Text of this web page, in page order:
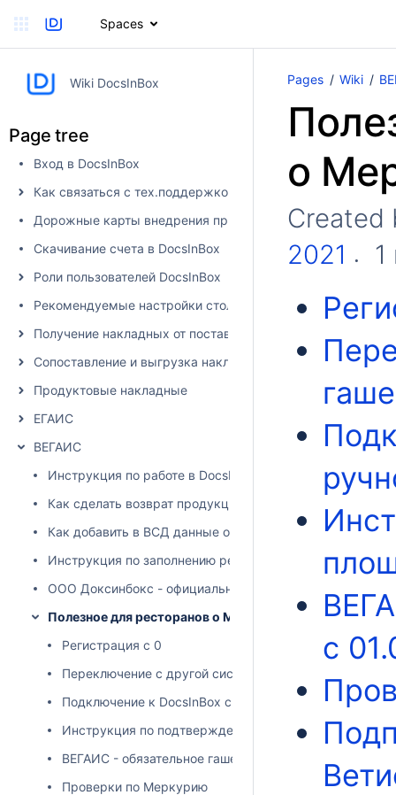
Spaces
Wiki DocsInBox
Page tree
Вход в DocsInBox
Как связаться с тех.поддержкой
Дорожные карты внедрения продуктов
Скачивание счета в DocsInBox
Роли пользователей DocsInBox
Рекомендуемые настройки столбцов
Получение накладных от поставщика в DocsInBox
Сопоставление и выгрузка накладных в учетную систему
Продуктовые накладные
ЕГАИС
ВЕГАИС
Инструкция по работе в DocsInBox.ВЕГАИС
Как сделать возврат продукции (ВСД) поставщику
Как добавить в ВСД данные о перегрузке
Инструкция по заполнению регистрационных данных
ООО Доксинбокс - официальный IT-партнер ФГИС
Полезное для ресторанов о Меркурии
Регистрация с 0
Переключение с другой системы гашения
Подключение к DocsInBox с ручного гашения
Инструкция по подтверждению площадки в ИС
ВЕГАИС - обязательное гашение с 01.01.2018
Проверки по Меркурию
Pages Wiki
о
2021
с